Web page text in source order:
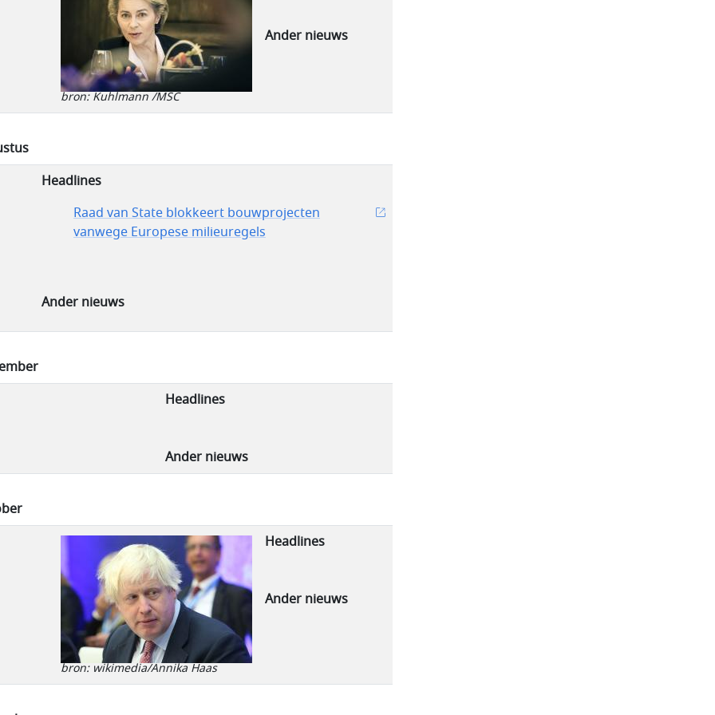
bron: Kuhlmann /MSC
Ander nieuws
Headlines
Raad van State blokkeert bouwprojecten
vanwege Europese milieuregels
Ander nieuws
Headlines
Ander nieuws
bron: wikimedia/Annika Haas
Headlines
Ander nieuws